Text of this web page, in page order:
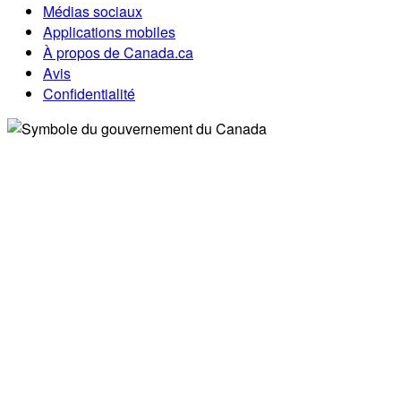
Médias sociaux
Applications mobiles
À propos de Canada.ca
Avis
Confidentialité